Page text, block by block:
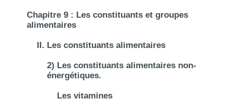
Chapitre 9 : Les constituants et groupes
alimentaires
II. Les constituants alimentaires
2) Les constituants alimentaires non-
énergétiques.
Les vitamines